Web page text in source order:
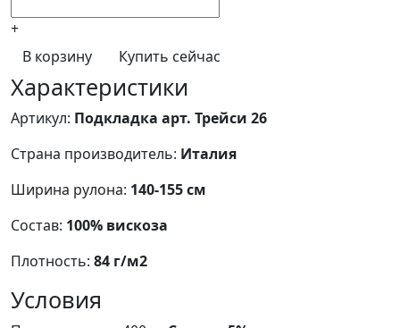
+
В корзину
Купить сейчас
Характеристики
Артикул: Подкладка арт. Трейси 26
Страна производитель: Италия
Ширина рулона: 140-155 см
Состав: 100% вискоза
Плотность: 84 г/м2
Условия